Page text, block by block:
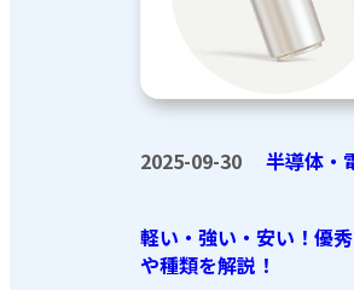
2025-09-30 半導体・
軽い・強い・安い！優
や種類を解説！